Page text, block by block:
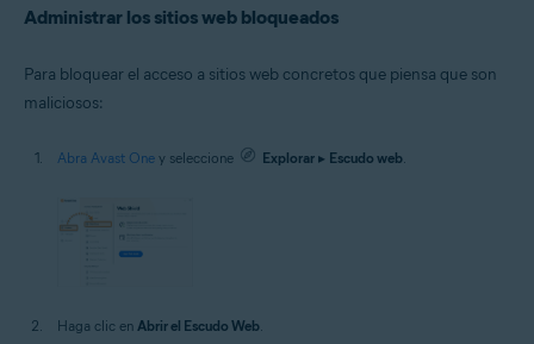
Administrar los sitios web bloqueados
Para bloquear el acceso a sitios web concretos que piensa que son
maliciosos:
Abra Avast One y seleccione Explorar ▸ Escudo web
Haga clic en Abrir el Escudo Web.